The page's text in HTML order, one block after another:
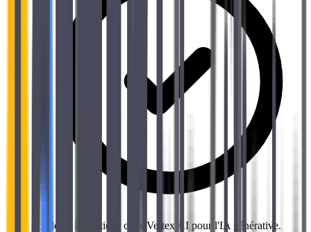
Explorer les options dans Vertex AI pour l'IA générative.